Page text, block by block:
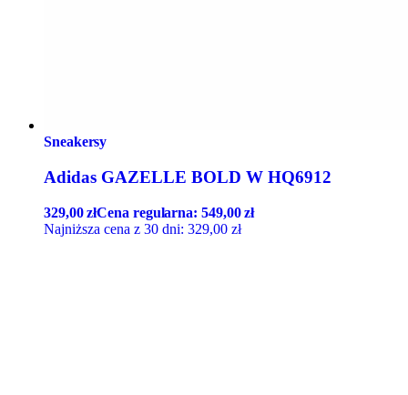
Sneakersy
Adidas GAZELLE BOLD W HQ6912
329,00złCena regularna:549,00zł
Najniższa cena z 30 dni: 329,00 zł